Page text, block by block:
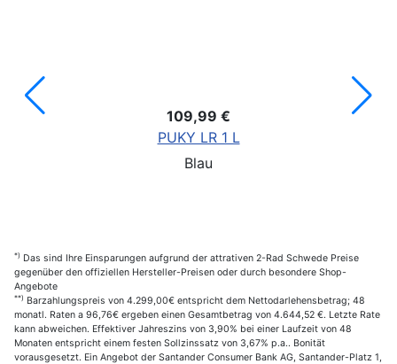
109,99 €
PUKY LR 1 L
Blau
*) Das sind Ihre Einsparungen aufgrund der attrativen 2-Rad Schwede Preise
gegenüber den offiziellen Hersteller-Preisen oder durch besondere Shop-
Angebote
**) Barzahlungspreis von 4.299,00€ entspricht dem Nettodarlehensbetrag; 48
monatl. Raten a 96,76€ ergeben einen Gesamtbetrag von 4.644,52 €. Letzte Rate
kann abweichen. Effektiver Jahreszins von 3,90% bei einer Laufzeit von 48
Monaten entspricht einem festen Sollzinssatz von 3,67% p.a.. Bonität
vorausgesetzt. Ein Angebot der Santander Consumer Bank AG, Santander-Platz 1,